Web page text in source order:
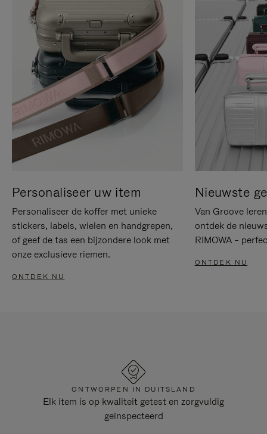
Personaliseer uw item
Personaliseer de koffer met unieke
stickers, labels, wielen en handgrepen,
of geef de tas een bijzondere look met
onze exclusieve riemen.
ONTDEK NU
Nieuwste
Van Groove
ontdek de
RIMOWA –
ONTDEK NU
ONTWORPEN IN DUITSLAND
Elk item is op kwaliteit getest en zorgvuldig
geïnspecteerd